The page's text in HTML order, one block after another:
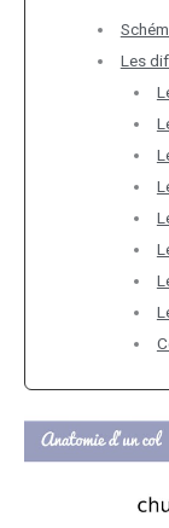
Les